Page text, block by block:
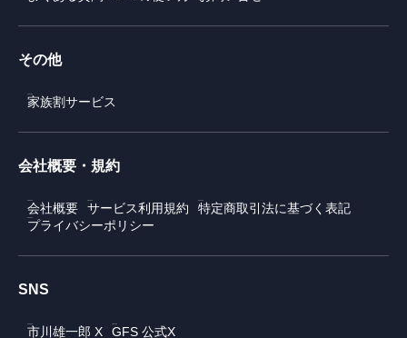
その他
家族割サービス
会社概要・規約
会社概要 サービス利用規約
特定商取引法に基づく表記
プライバシーポリシー
SNS
市川雄一郎 X GFS 公式X